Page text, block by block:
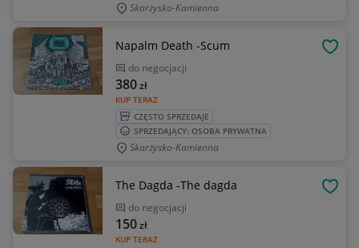
Skarżysko-Kamienna
Napalm Death -Scum
do negocjacji
KUP TERAZ
380zł
CZĘSTO SPRZEDAJE
SPRZEDAJĄCY: OSOBA PRYWATNA
Skarżysko-Kamienna
The Dagda -The dagda
do negocjacji
KUP TERAZ
150zł